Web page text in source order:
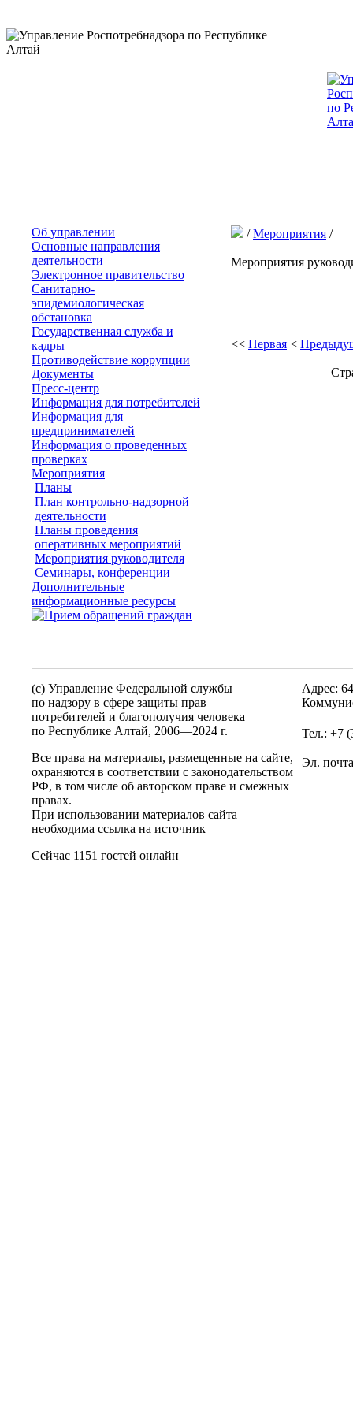
Об управлении
Основные направления
деятельности
Электронное правительство
Санитарно-
эпидемиологическая
обстановка
Государственная служба и
кадры
Противодействие коррупции
Документы
Пресс-центр
Информация для потребителей
Информация для
предпринимателей
Информация о проведенных
проверках
Мероприятия
Планы
План контрольно-надзорной
деятельности
Планы проведения
оперативных мероприятий
Мероприятия руководителя
Семинары, конференции
Дополнительные
информационные ресурсы
/Мероприятия /
Мероприятия
<< Первая <
(c) Управление Федеральной службы
по надзору в сфере защиты прав
потребителей и благополучия человека
по Республике Алтай, 2006—2024 г.
Все права на материалы, размещенные на сайте,
охраняются в соответствии с законодательством
РФ, в том числе об авторском праве и смежных
правах.
При использовании материалов сайта
необходима ссылка на источник
Сейчас 1151 гостей онлайн
Адрес:
Тел.: +7
Эл.